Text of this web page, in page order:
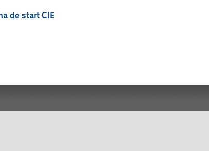
de start CIE